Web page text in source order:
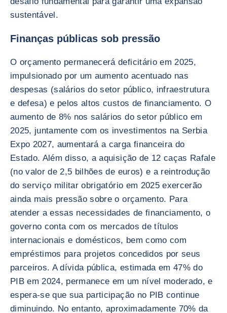
sustentável.
Finanças públicas sob pressão
O orçamento permanecerá deficitário em 2025,
impulsionado por um aumento acentuado nas
despesas (salários do setor público, infraestrutura
e defesa) e pelos altos custos de financiamento. O
aumento de 8% nos salários do setor público em
2025, juntamente com os investimentos na Serbia
Expo 2027, aumentará a carga financeira do
Estado. Além disso, a aquisição de 12 caças Rafale
(no valor de 2,5 bilhões de euros) e a reintrodução
do serviço militar obrigatório em 2025 exercerão
ainda mais pressão sobre o orçamento. Para
atender a essas necessidades de financiamento, o
governo conta com os mercados de títulos
internacionais e domésticos, bem como com
empréstimos para projetos concedidos por seus
parceiros. A dívida pública, estimada em 47% do
PIB em 2024, permanece em um nível moderado, e
espera-se que sua participação no PIB continue
diminuindo. No entanto, aproximadamente 70% da